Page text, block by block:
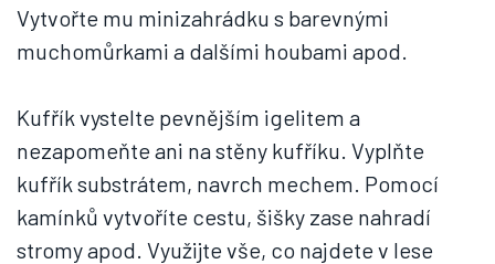
Vytvořte mu minizahrádku s barevnými
muchomůrkami a dalšími houbami apod.
Kufřík vystelte pevnějším igelitem a
nezapomeňte ani na stěny kufříku. Vyplňte
kufřík substrátem, navrch mechem. Pomocí
kamínků vytvoříte cestu, šišky zase nahradí
stromy apod. Využijte vše, co najdete v lese